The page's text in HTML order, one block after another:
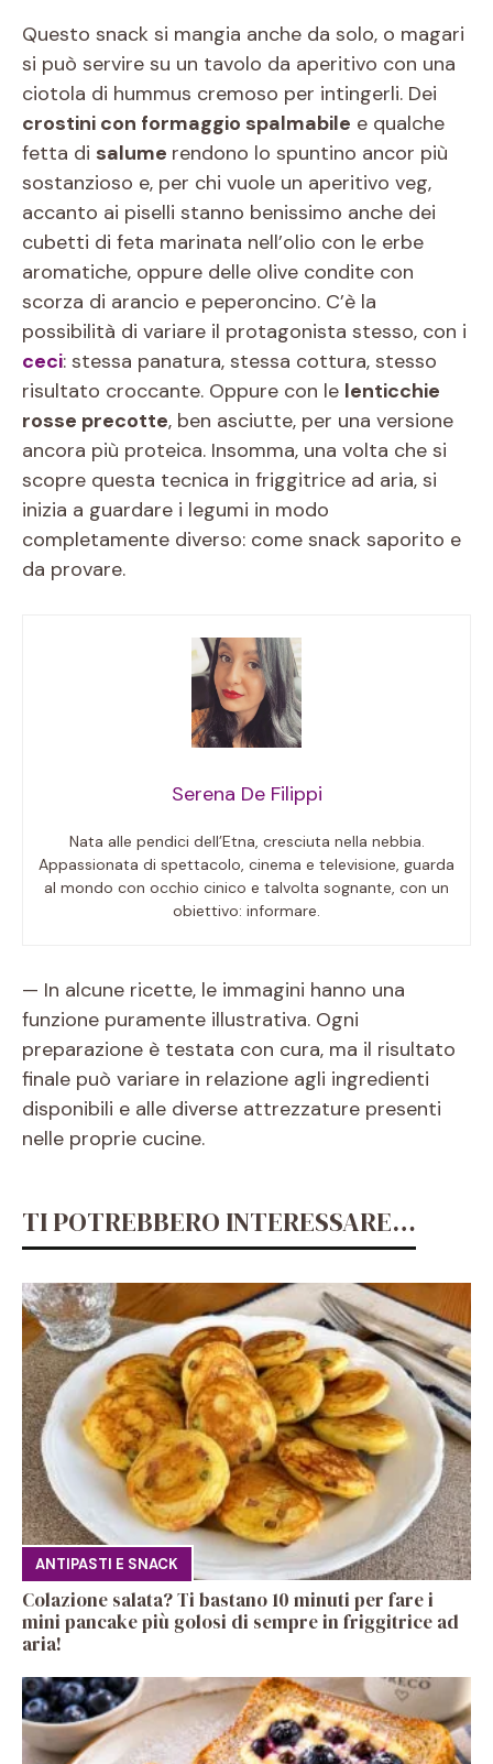
Questo snack si mangia anche da solo, o magari
si può servire su un tavolo da aperitivo con una
ciotola di hummus cremoso per intingerli. Dei
crostini con formaggio spalmabile e qualche
fetta di salume rendono lo spuntino ancor più
sostanzioso e, per chi vuole un aperitivo veg,
accanto ai piselli stanno benissimo anche dei
cubetti di feta marinata nell’olio con le erbe
aromatiche, oppure delle olive condite con
scorza di arancio e peperoncino. C’è la
possibilità di variare il protagonista stesso, con i
ceci: stessa panatura, stessa cottura, stesso
risultato croccante. Oppure con le lenticchie
rosse precotte, ben asciutte, per una versione
ancora più proteica. Insomma, una volta che si
scopre questa tecnica in friggitrice ad aria, si
inizia a guardare i legumi in modo
completamente diverso: come snack saporito e
da provare.
Serena De Filippi
Nata alle pendici dell’Etna, cresciuta nella nebbia.
Appassionata di spettacolo, cinema e televisione, guarda
al mondo con occhio cinico e talvolta sognante, con un
obiettivo: informare.
— In alcune ricette, le immagini hanno una
funzione puramente illustrativa. Ogni
preparazione è testata con cura, ma il risultato
finale può variare in relazione agli ingredienti
disponibili e alle diverse attrezzature presenti
nelle proprie cucine.
TI POTREBBERO INTERESSARE…
ANTIPASTI E SNACK
Colazione salata? Ti bastano 10 minuti per fare i
mini pancake più golosi di sempre in friggitrice ad
aria!